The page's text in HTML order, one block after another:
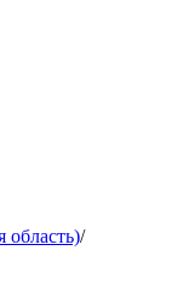
область)/